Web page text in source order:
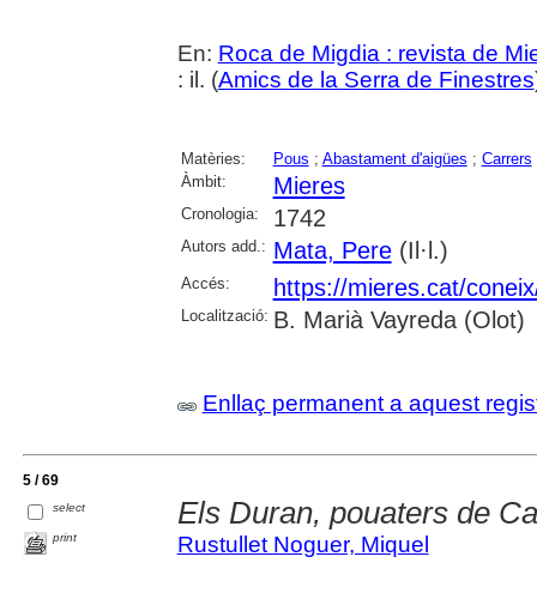
En: Roca de Migdia : revista de
: il. (Amics de la Serra de Finestres
Matèries: Pous ; Abastament d'aigües ; Carrers
Àmbit:
Mieres
Cronologia: 1742
Autors add.: Mata, Pere(Il·l.)
Accés: https://mieres.cat/
Localització: B. Marià Vayreda (Olot)
Enllaç permanent a aquest
5 / 69
select
print
Els Duran, pouaters de
Rustullet Noguer, Miquel